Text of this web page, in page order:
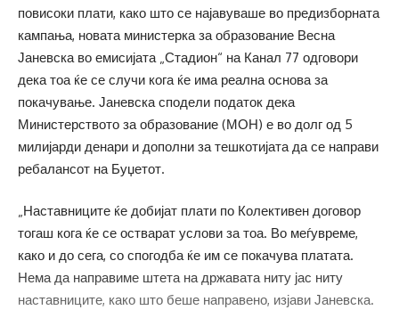
повисоки плати, како што се најавуваше во предизборната
кампања, новата министерка за образование Весна
Јаневска во емисијата „Стадион“ на Канал 77 одговори
дека тоа ќе се случи кога ќе има реална основа за
покачување. Јаневска сподели податок дека
Министерството за образование (МОН) е во долг од 5
милијарди денари и дополни за тешкотијата да се направи
ребалансот на Буџетот.
„Наставниците ќе добијат плати по Колективен договор
тогаш кога ќе се остварат услови за тоа. Во меѓувреме,
како и до сега, со спогодба ќе им се покачува платата.
Нема да направиме штета на државата ниту јас ниту
наставниците, како што беше направено, изјави Јаневска.